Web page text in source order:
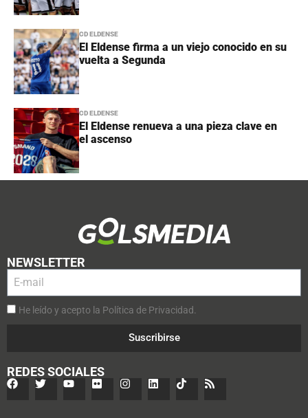
CD ELDENSE
El Eldense firma a un viejo conocido en su
vuelta a Segunda
CD ELDENSE
El Eldense renueva a una pieza clave en
el ascenso
NEWSLETTER
He leído y acepto la Política de Privacidad.
Suscribirse
REDES SOCIALES